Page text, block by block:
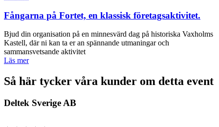
Fångarna på Fortet, en klassisk företagsaktivitet.
Bjud din organisation på en minnesvärd dag på historiska Vaxholms
Kastell, där ni kan ta er an spännande utmaningar och
sammansvetsande aktivitet
Läs mer
Så här tycker våra kunder om detta event
Deltek Sverige AB